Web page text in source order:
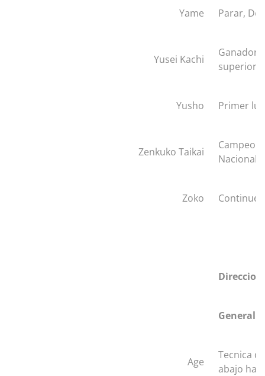
Yame Parar,
Yusei Kachi
Ganador
Yusho Primer
Zenkuko Taikai
Nacional
Zoko Continue
General
Age
Tecnica
abajo